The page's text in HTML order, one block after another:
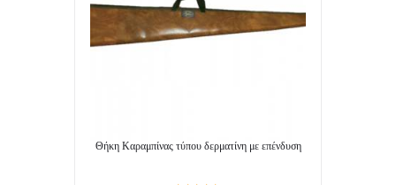
Θήκη Καραμπίνας τύπου δερματίνη με επένδυση